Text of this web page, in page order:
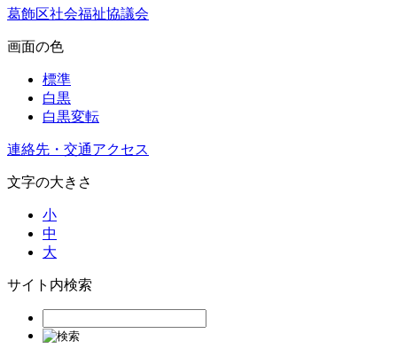
葛飾区社会福祉協議会
画面の色
標準
白黒
白黒変転
連絡先・交通アクセス
文字の大きさ
小
中
大
サイト内検索